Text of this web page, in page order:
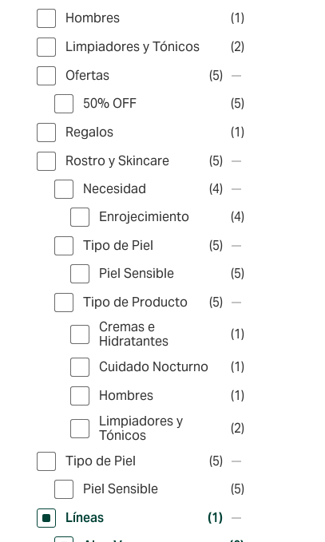
Hombres
(1)
Limpiadores y Tónicos
(2)
Ofertas
(5)
50% OFF
(5)
Regalos
(1)
Rostro y Skincare
(5)
Necesidad
(4)
Enrojecimiento
(4)
Tipo de Piel
(5)
Piel Sensible
(5)
Tipo de Producto
(5)
Cremas e
Hidratantes
(1)
Cuidado Nocturno
(1)
Hombres
(1)
Limpiadores y
Tónicos
(2)
Tipo de Piel
(5)
Piel Sensible
(5)
Líneas
(1)